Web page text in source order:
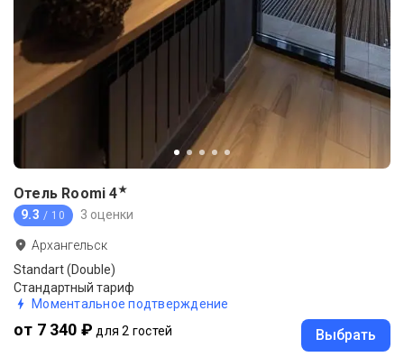
Отель Roomi 4★
9.3 / 10 3 оценки
Архангельск
Standart (Double)
Стандартный тариф
Моментальное подтверждение
от 7 340 ₽ для 2 гостей Выбрать